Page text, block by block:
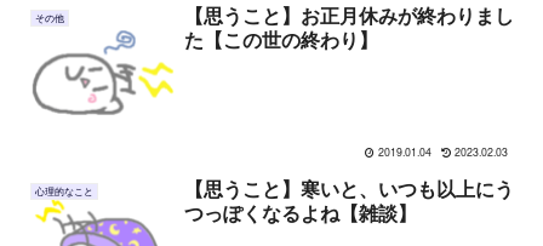
その他
【思うこと】お正月休みが終わりまし
た【この世の終わり】
2019.01.04 2023.02.03
心理的なこと
【思うこと】寒いと、いつも以上にう
つっぽくなるよね【雑談】